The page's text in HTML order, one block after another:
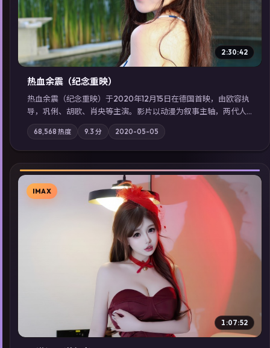
2:30:42
热血余震（纪念重映）
热血余震（纪念重映）于2020年12月15日在德国首映，由欧容执
导，巩俐、胡歌、肖央等主演。影片以动漫为叙事主轴，两代人
的执念在暴风雨夜正面相撞；摄影与配乐强化地域气质；站内亦
可通过「国产免费观看高清电视剧在线看」延展检索同类型高分
佳作，畅享高清在线追剧体验。
68,568 热度 9.3 分 2020-05-05
▶
IMAX
1:07:52